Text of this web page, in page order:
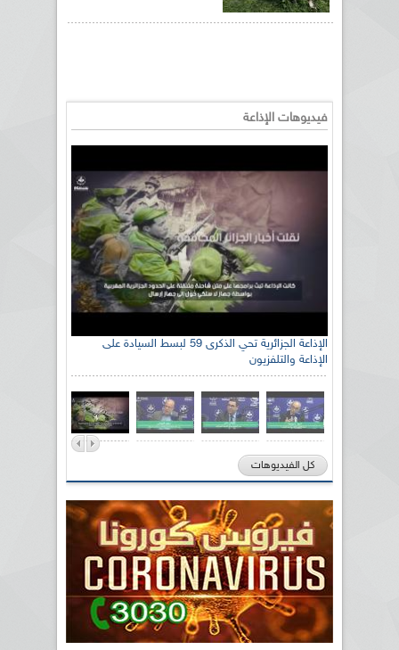
فيديوهات الإذاعة
الإذاعة الجزائرية تحي الذكرى 59 لبسط السيادة على
الإذاعة والتلفزيون
كل الفيديوهات